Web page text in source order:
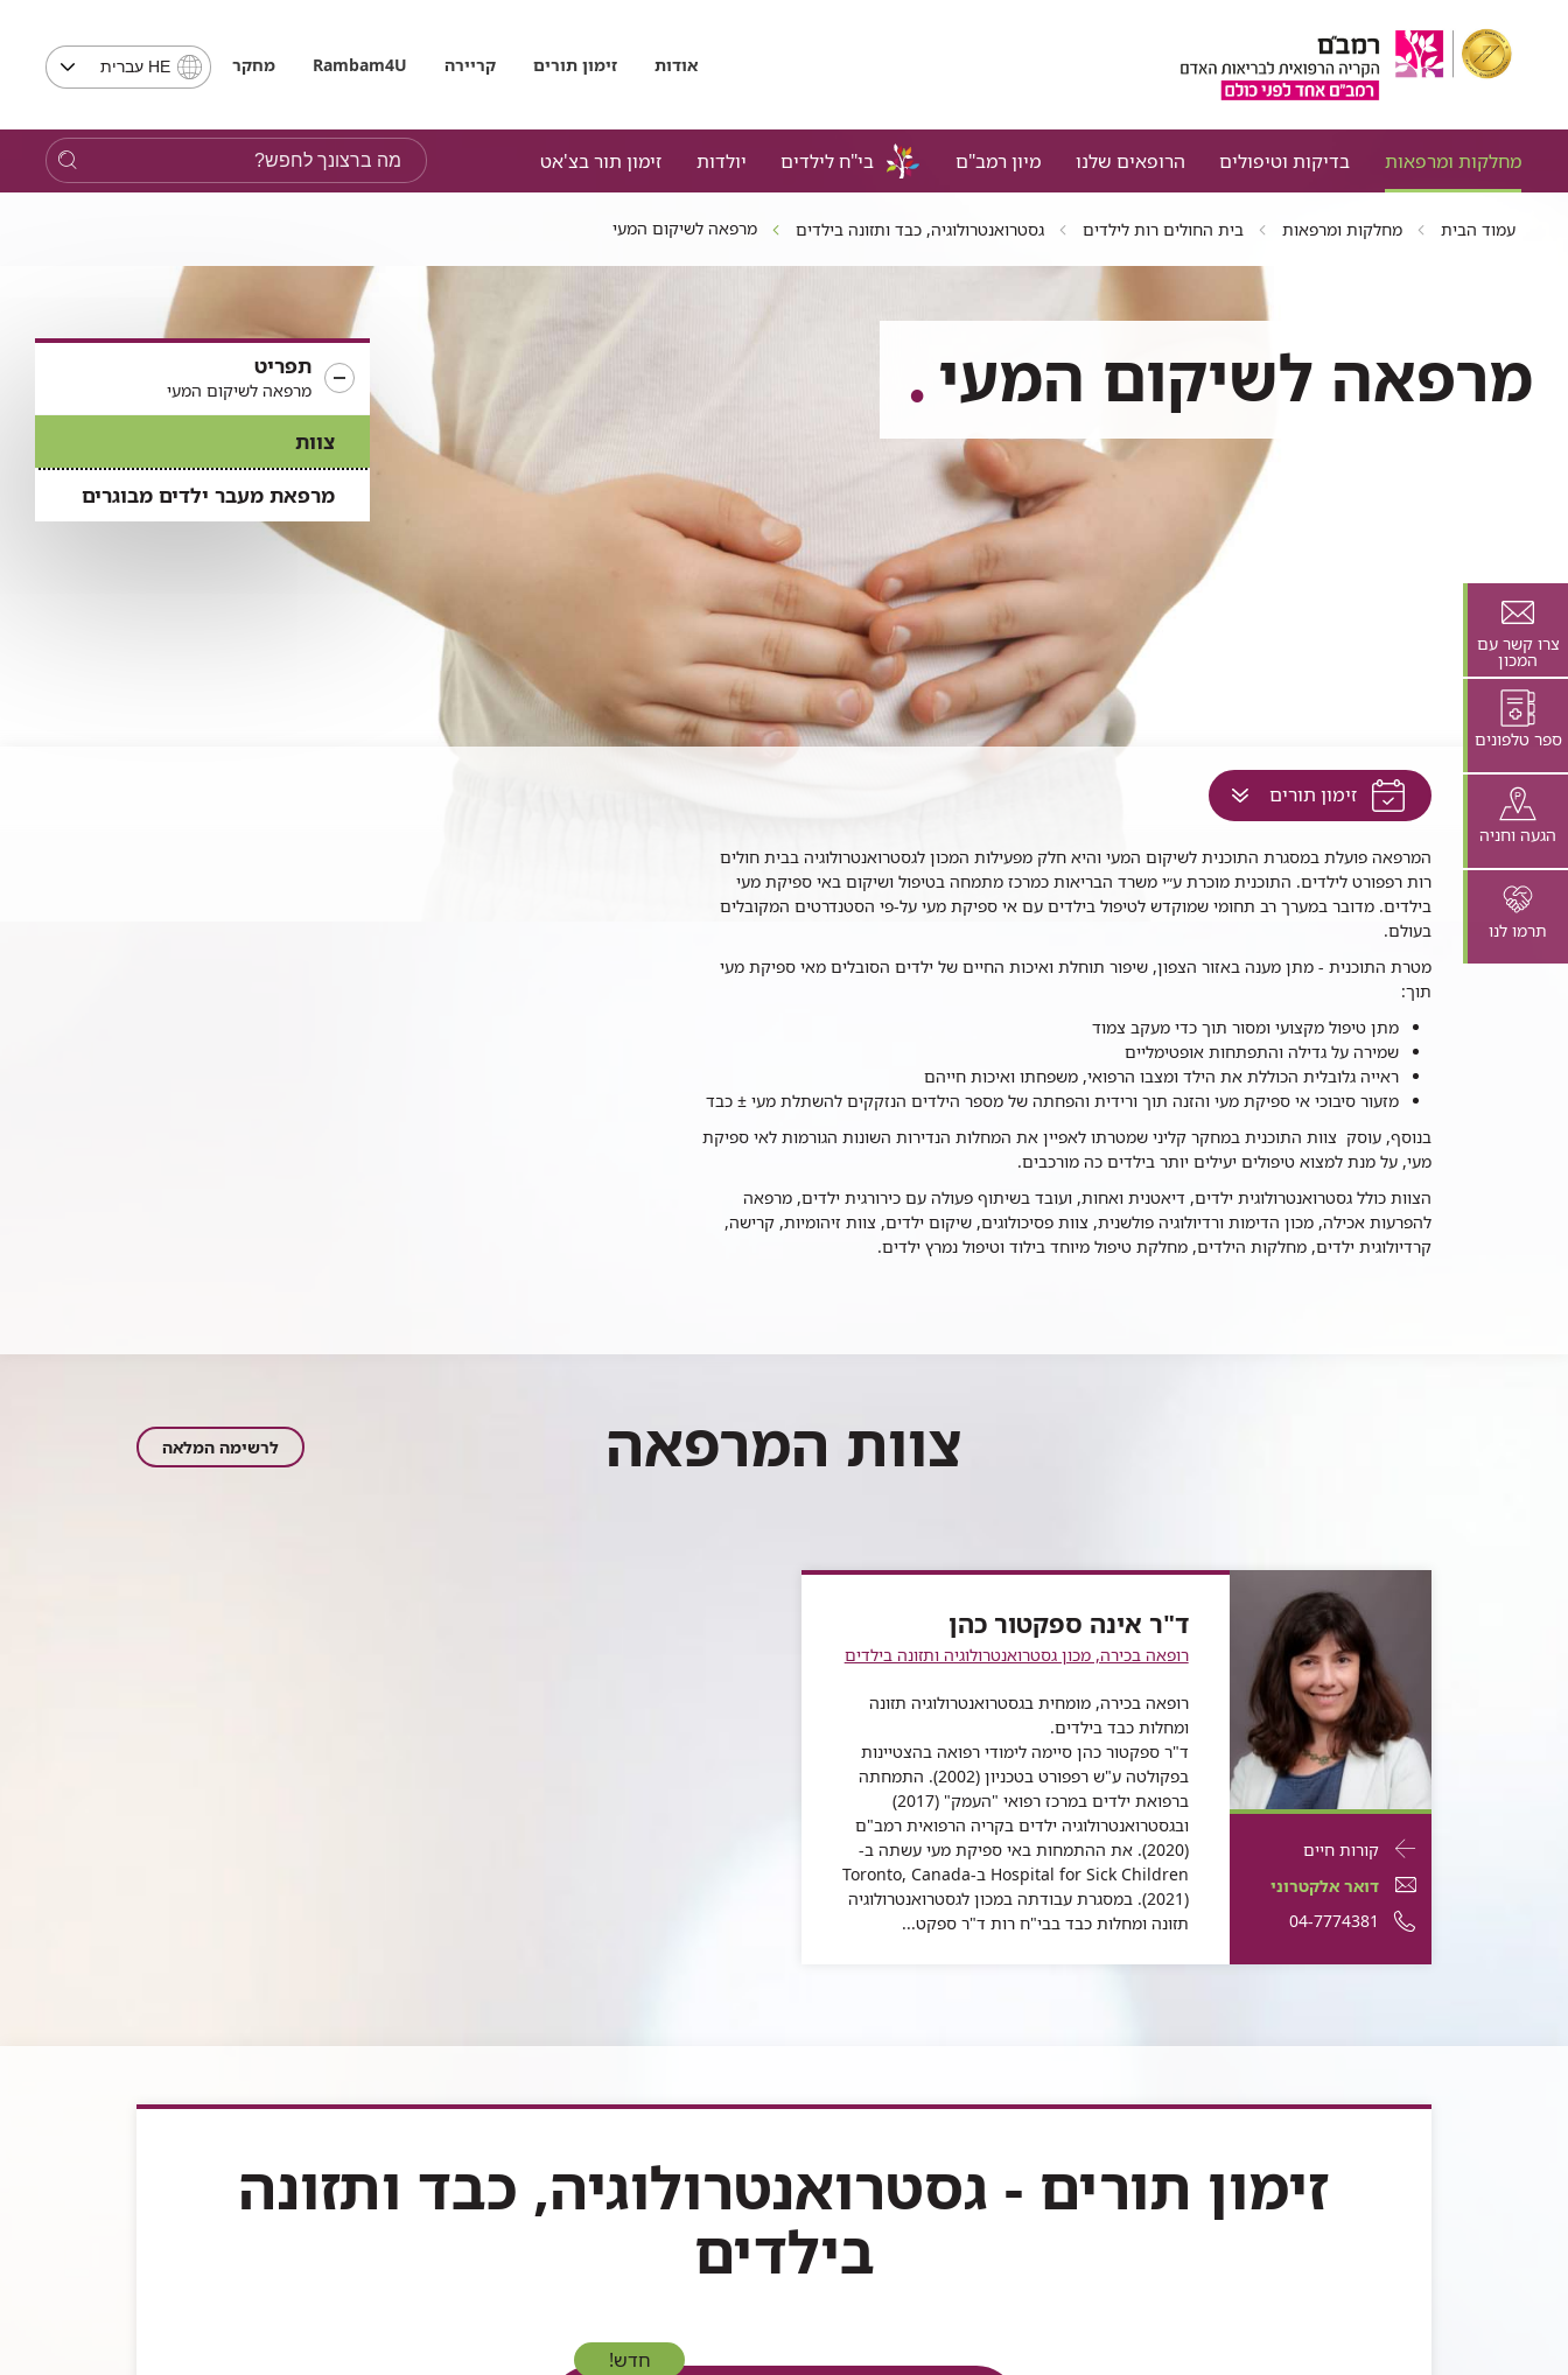
אודות זימון תורים קריירה Rambam4U מחקר
בחירת
שים
לב,
בבחירת
לאתר
בשפה
המבוקשת
HE עברית
מחלקות ומרפאות בדיקות וטיפולים הרופאים שלנו מיון רמב"ם בי"ח לילדים יולדות זימון תור בצ'אט
מה
ברצונך
לחפש?
צרו קשר עם
המכון
ספר טלפונים
הגעה וחניה
תרמו לנו
עמוד הבית מחלקות ומרפאות בית החולים רות לילדים גסטרואנטרולוגיה, כבד ותזונה בילדים מרפאה לשיקום המעי
תפריט
מרפאה לשיקום המעי
צוות
מרפאת מעבר ילדים מבוגרים
מרפאה לשיקום המעי
זימון תוריםלחץ
למעבר
זה
בדף
לשיקום
המעי
המרפאה פועלת במסגרת התוכנית לשיקום המעי והיא חלק מפעילות המכון לגסטרואנטרולוגיה בבית חולים
רות רפפורט לילדים. התוכנית מוכרת ע״י משרד הבריאות כמרכז מתמחה בטיפול ושיקום באי ספיקת מעי
בילדים. מדובר במערך רב תחומי שמוקדש לטיפול בילדים עם אי ספיקת מעי על-פי הסטנדרטים המקובלים
בעולם.
מטרת התוכנית - מתן מענה באזור הצפון, שיפור תוחלת ואיכות החיים של ילדים הסובלים מאי ספיקת מעי
תוך:
מתן טיפול מקצועי ומסור תוך כדי מעקב צמוד
שמירה על גדילה והתפתחות אופטימליים
ראייה גלובלית הכוללת את הילד ומצבו הרפואי, משפחתו ואיכות חייהם
מזעור סיבוכי אי ספיקת מעי והזנה תוך ורידית והפחתה של מספר הילדים הנזקקים להשתלת מעי ± כבד
בנוסף, עוסק צוות התוכנית במחקר קליני שמטרתו לאפיין את המחלות הנדירות השונות הגורמות לאי ספיקת
מעי, על מנת למצוא טיפולים יעילים יותר בילדים כה מורכבים.
הצוות כולל גסטרואנטרולוגית ילדים, דיאטנית ואחות, ועובד בשיתוף פעולה עם כירורגית ילדים, מרפאה
להפרעות אכילה, מכון הדימות ורדיולוגיה פולשנית, צוות פסיכולוגים, שיקום ילדים, צוות זיהומיות, קרישה,
קרדיולוגית ילדים, מחלקות הילדים, מחלקת טיפול מיוחד בילוד וטיפול נמרץ ילדים.
צוות המרפאה
צוות
המרפאה
לרשימה המלאה
פרטי
התקשרות
עבור
ד"ר
אינה
קורות חייםעבור
ד"ר
אינה
דואר
אלקטרוני
דואר אלקטרוני
מספר
04-7774381
ד"ר אינה ספקטור כהן
רופאה בכירה, מכון גסטרואנטרולוגיה ותזונה בילדים
רופאה בכירה, מומחית בגסטרואנטרולוגיה תזונה
ומחלות כבד בילדים.
ד"ר ספקטור כהן סיימה לימודי רפואה בהצטיינות
בפקולטה ע"ש רפפורט בטכניון (2002). התמחתה
ברפואת ילדים במרכז רפואי "העמק" (2017)
ובגסטרואנטרולוגיה ילדים בקריה הרפואית רמב"ם
(2020). את ההתמחות באי ספיקת מעי עשתה ב-
Hospital for Sick Children ב-Toronto, Canada
(2021). במסגרת עבודתה במכון לגסטרואנטרולוגיה
תזונה ומחלות כבד בבי"ח רות ד"ר ספקט...
זימון תורים - גסטרואנטרולוגיה, כבד ותזונה
בילדים
חדש!